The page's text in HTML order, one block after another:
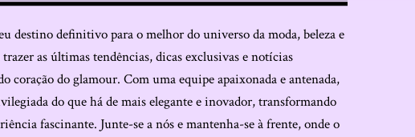
destino definitivo para o melhor do universo da moda, beleza e
as últimas tendências, dicas exclusivas e notícias
coração do glamour. Com uma equipe apaixonada e antenada,
do que há de mais elegante e inovador, transformando
fascinante. Junte-se a nós e mantenha-se à frente, onde o